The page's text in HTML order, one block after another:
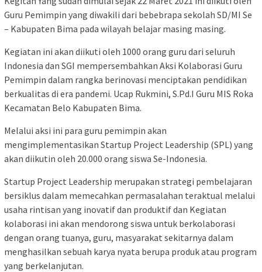
Guru Pemimpin yang diwakili dari bebebrapa sekolah SD/MI Se
– Kabupaten Bima pada wilayah belajar masing masing.
Kegiatan ini akan diikuti oleh 1000 orang guru dari seluruh
Indonesia dan SGI mempersembahkan Aksi Kolaborasi Guru
Pemimpin dalam rangka berinovasi menciptakan pendidikan
berkualitas di era pandemi. Ucap Rukmini, S.Pd.I Guru MIS Roka
Kecamatan Belo Kabupaten Bima.
Melalui aksi ini para guru pemimpin akan
mengimplementasikan Startup Project Leadership (SPL) yang
akan diikutin oleh 20.000 orang siswa Se-Indonesia.
Startup Project Leadership merupakan strategi pembelajaran
bersiklus dalam memecahkan permasalahan teraktual melalui
usaha rintisan yang inovatif dan produktif dan Kegiatan
kolaborasi ini akan mendorong siswa untuk berkolaborasi
dengan orang tuanya, guru, masyarakat sekitarnya dalam
menghasilkan sebuah karya nyata berupa produk atau program
yang berkelanjutan.